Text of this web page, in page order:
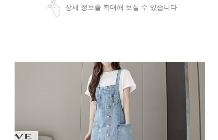
상세 정보를 확대해 보실 수 있습니다